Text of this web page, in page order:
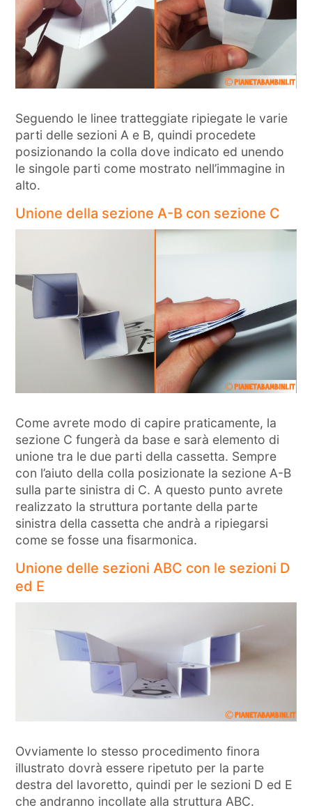
Seguendo le linee tratteggiate ripiegate le varie
parti delle sezioni A e B, quindi procedete
posizionando la colla dove indicato ed unendo
le singole parti come mostrato nell’immagine in
alto.
Unione della sezione A-B con sezione C
Come avrete modo di capire praticamente, la
sezione C fungerà da base e sarà elemento di
unione tra le due parti della cassetta. Sempre
con l’aiuto della colla posizionate la sezione A-B
sulla parte sinistra di C. A questo punto avrete
realizzato la struttura portante della parte
sinistra della cassetta che andrà a ripiegarsi
come se fosse una fisarmonica.
Unione delle sezioni ABC con le sezioni D
ed E
Ovviamente lo stesso procedimento finora
illustrato dovrà essere ripetuto per la parte
destra del lavoretto, quindi per le sezioni D ed E
che andranno incollate alla struttura ABC.